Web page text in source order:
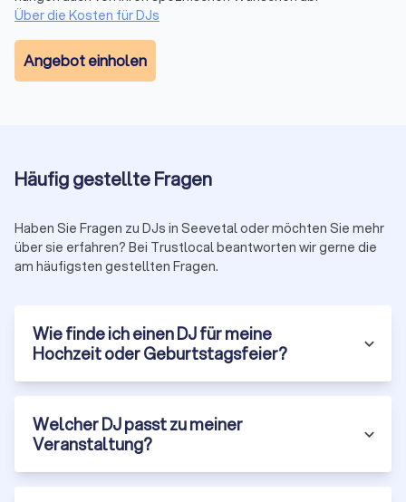
Vergleichen Sie mit Trustlocal bis zu vier
Ihrer Nähe. Kostenlos, transparent und auf Basis
echter Kundenbewertungen.
Jetzt DJs vergleichen
Über die Kosten für DJs
Angebot einholen
Häufig gestellte Fragen
Haben Sie Fragen zu DJs in Seevetal oder möchten Sie mehr
über sie erfahren? Bei Trustlocal beantworten wir gerne die
am häufigsten gestellten Fragen.
Wie finde ich einen DJ für meine
Hochzeit oder Geburtstagsfeier?
Welcher DJ passt zu meiner
Veranstaltung?